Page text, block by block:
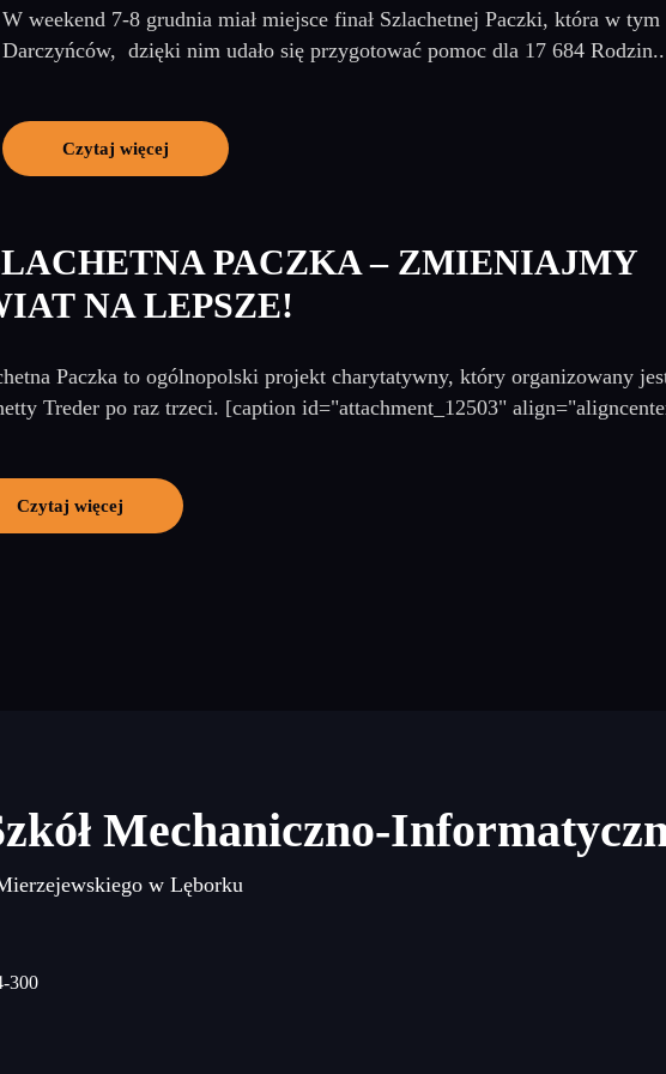
W weekend 7-8 grudnia miał miejsce finał Szlachetnej Paczki, która w
Darczyńców, dzięki nim udało się przygotować pomoc dla 17 684
Czytaj więcej
PACZKA – ZMIENIAJMY
NA LEPSZE!
Paczka to ogólnopolski projekt charytatywny, który organizowany
Treder po raz trzeci. [caption id="attachment_12503"
Czytaj więcej
Mechaniczno-
w Lęborku
300